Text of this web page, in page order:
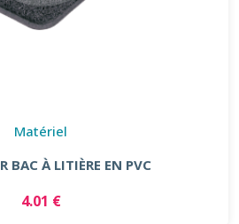
Matériel
BAC À LITIÈRE EN PVC
4.01 €